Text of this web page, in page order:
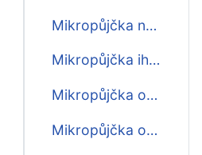
Mikropůjčka na cokoliv
Mikropůjčka ihned zdarma
Mikropůjčka online
Mikropůjčka online ihned